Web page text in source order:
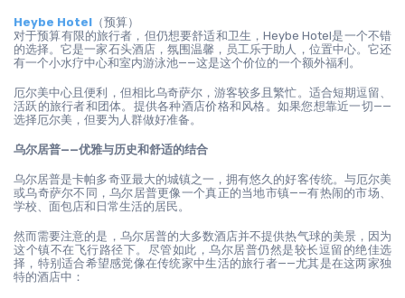
Heybe Hotel （预算）
对于预算有限的旅行者，但仍想要舒适和卫生，Heybe Hotel是一个不错
的选择。它是一家石头酒店，氛围温馨，员工乐于助人，位置中心。它还
有一个小水疗中心和室内游泳池——这是这个价位的一个额外福利。
厄尔美中心且便利，但相比乌奇萨尔，游客较多且繁忙。适合短期逗留、
活跃的旅行者和团体。提供各种酒店价格和风格。如果您想靠近一切——
选择厄尔美，但要为人群做好准备。
乌尔居普——优雅与历史和舒适的结合
乌尔居普是卡帕多奇亚最大的城镇之一，拥有悠久的好客传统。与厄尔美
或乌奇萨尔不同，乌尔居普更像一个真正的当地市镇——有热闹的市场、
学校、面包店和日常生活的居民。
然而需要注意的是，乌尔居普的大多数酒店并不提供热气球的美景，因为
这个镇不在飞行路径下。尽管如此，乌尔居普仍然是较长逗留的绝佳选
择，特别适合希望感觉像在传统家中生活的旅行者——尤其是在这两家独
特的酒店中：